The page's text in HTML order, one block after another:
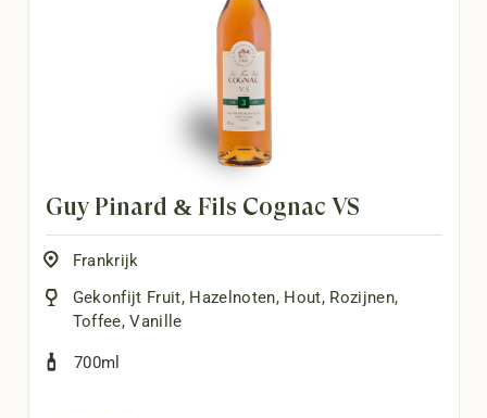
Guy Pinard & Fils Cognac VS
Frankrijk
Gekonfijt Fruit, Hazelnoten, Hout, Rozijnen,
Toffee,Vanille
700ml